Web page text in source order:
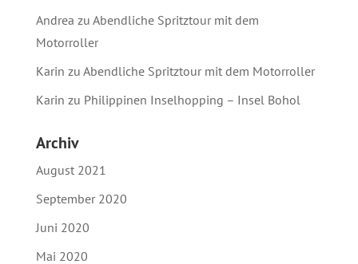
Andrea zu Abendliche Spritztour mit dem
Motorroller
Karin zu Abendliche Spritztour mit dem Motorroller
Karin zu Philippinen Inselhopping – Insel Bohol
Archiv
August 2021
September 2020
Juni 2020
Mai 2020